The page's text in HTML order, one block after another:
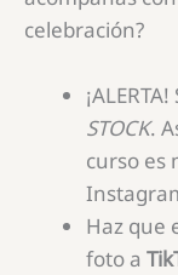
celebración?
STOCK.
curso es
Haz que
foto a